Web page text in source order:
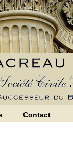
Contact